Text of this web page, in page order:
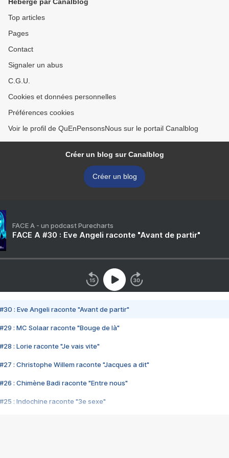
Top articles
Pages
Contact
Signaler un abus
C.G.U.
Cookies et données personnelles
Préférences cookies
Voir le profil de QuEnPensonsNous sur le portail Canalblog
Créer un blog sur Canalblog
Créer un blog
FACE A - un podcast Purecharts
FACE A #30 : Eve Angeli raconte "Avant de partir"
#30 : Eve Angeli raconte "Avant de partir"
#29 : MC Solaar raconte "Bouge de là"
#28 : Lorie raconte "Je vais vite"
#27 : Christophe Willem raconte "Jacques a dit"
#26 : Chimène Badi raconte "Entre nous"
#25 : Indochine raconte "3e sexe"